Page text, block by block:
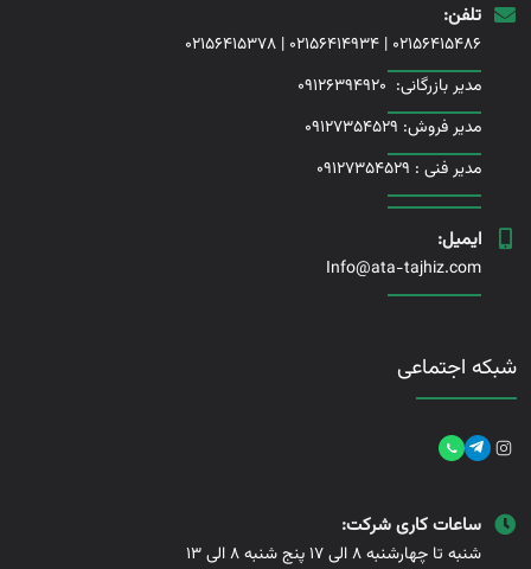
تلفن:
02156415486
|
02156414934
|
02156415378
مدیر بازرگانی: 09126394920
مدیر فروش: 09127354529
مدیر فنی : 09127354529
ایمیل:
Info@ata-tajhiz.com
شبکه اجتماعی
ساعات کاری شرکت:
شنبه تا چهارشنبه 8 الی 17 پنج شنبه 8 الی 13